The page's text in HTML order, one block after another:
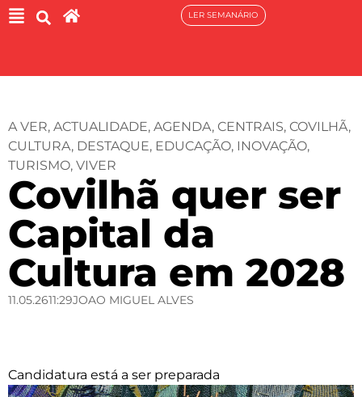
LER SEMANÁRIO
A VER, ACTUALIDADE, AGENDA, CENTRAIS, COVILHÃ,
CULTURA, DESTAQUE, EDUCAÇÃO, INOVAÇÃO,
TURISMO, VIVER
Covilhã quer ser
Capital da
Cultura em 2028
11.05.2611:29JOAO MIGUEL ALVES
Candidatura está a ser preparada